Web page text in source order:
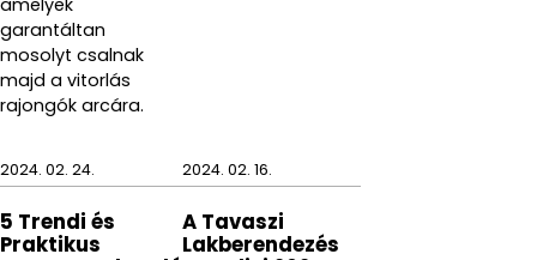
amelyek
garantáltan
mosolyt csalnak
majd a vitorlás
rajongók arcára.
2024. 02. 24.
5 Trendi és
Praktikus
2024. 02. 16.
A Tavaszi
Lakberendezés